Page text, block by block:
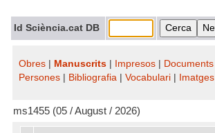
Id Sciència.cat DB
Obres Manuscrits Impresos Documents
Persones
Bibliografia Vocabulari Imatges
ms1455 (05 / August / 2026)